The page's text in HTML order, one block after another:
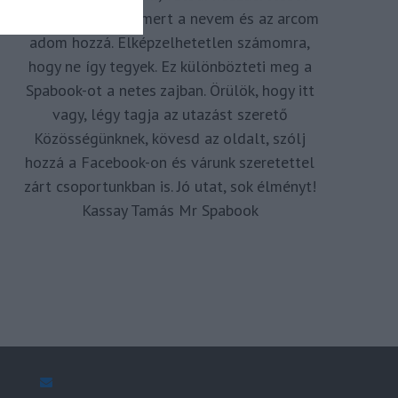
megkomponálva, mert a nevem és az arcom
adom hozzá. Elképzelhetetlen számomra,
hogy ne így tegyek. Ez különbözteti meg a
Spabook-ot a netes zajban. Örülök, hogy itt
vagy, légy tagja az utazást szerető
Közösségünknek, kövesd az oldalt, szólj
hozzá a Facebook-on és várunk szeretettel
zárt csoportunkban is. Jó utat, sok élményt!
Kassay Tamás Mr Spabook